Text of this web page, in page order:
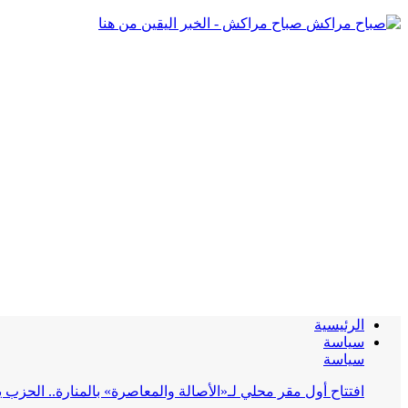
صباح مراكش - الخبر اليقين من هنا
الرئيسية
سياسة
سياسة
افتتاح أول مقر محلي لـ«الأصالة والمعاصرة» بالمنارة..